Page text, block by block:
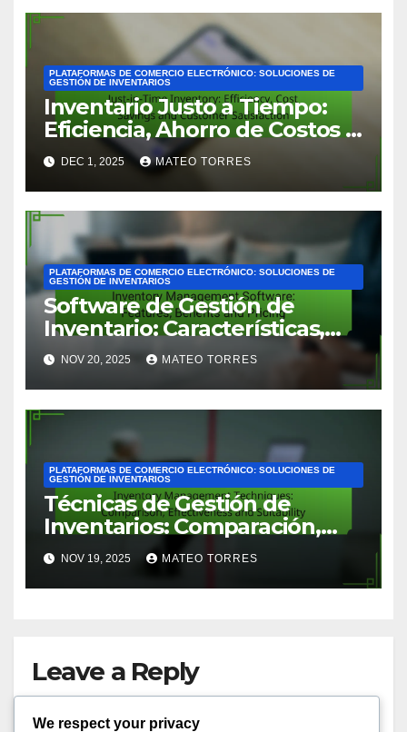
PLATAFORMAS DE COMERCIO ELECTRÓNICO: SOLUCIONES DE
GESTIÓN DE INVENTARIOS
Inventario Justo a Tiempo:
Eficiencia, Ahorro de Costos y
Satisfacción del Cliente
DEC 1, 2025 MATEO TORRES
PLATAFORMAS DE COMERCIO ELECTRÓNICO: SOLUCIONES DE
GESTIÓN DE INVENTARIOS
Software de Gestión de
Inventario: Características,
Beneficios y Precios
NOV 20, 2025 MATEO TORRES
PLATAFORMAS DE COMERCIO ELECTRÓNICO: SOLUCIONES DE
GESTIÓN DE INVENTARIOS
Técnicas de Gestión de
Inventarios: Comparación,
Efectividad y Idoneidad
NOV 19, 2025 MATEO TORRES
Leave a Reply
Your email address will not be published.
We respect your privacy